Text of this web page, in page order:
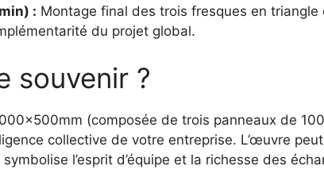
: Montage final des trois fresques en
du projet global.
souvenir ?
(composée de trois panneaux de
collective de votre entreprise. L’œuvre
l’esprit d’équipe et la richesse des